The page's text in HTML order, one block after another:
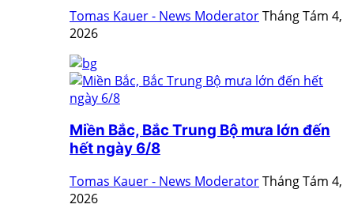
Tomas Kauer - News ModeratorTháng Tám 4,
2026
Miền Bắc, Bắc Trung Bộ mưa lớn đến
hết ngày 6/8
Tomas Kauer - News ModeratorTháng Tám 4,
2026